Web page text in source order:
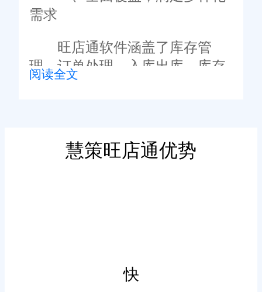
功能、卓越的性能以及优质的服
务，在奉贤区的企业仓库管理中
发挥了重要作用。
需求
旺店通软件涵盖了库存管
理、订单处理、入库出库、库存
盘点、退换货管理等各个环节，
还是中小型物流企业，旺店通都
能提供全面的解决方案。通过实
程。系统支持智能拣选、自动补
货等功能，减少了人工干预，提
阅读全文
慧策旺店通优势
快